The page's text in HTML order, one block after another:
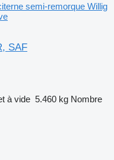
semi-remorque Willig
SAF
à vide 5.460 kg Nombre